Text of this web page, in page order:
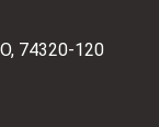
74320-120